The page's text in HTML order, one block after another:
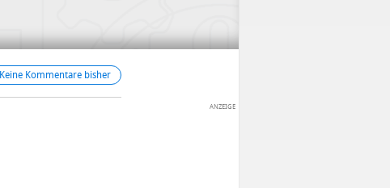
Keine Kommentare bisher